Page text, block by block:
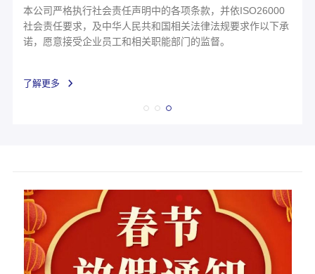
本公司严格执行社会责任声明中的各项条款，并依ISO26000
社会责任要求，及中华人民共和国相关法律法规要求作以下承
诺，愿意接受企业员工和相关职能部门的监督。
了解更多